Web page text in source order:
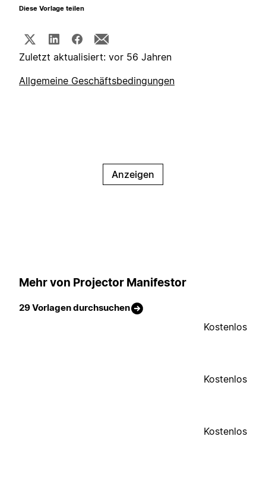
Diese Vorlage teilen
Zuletzt aktualisiert: vor 56 Jahren
Allgemeine Geschäftsbedingungen
Anzeigen
Mehr von Projector Manifestor
29 Vorlagen durchsuchen
Kostenlos
Kostenlos
Kostenlos